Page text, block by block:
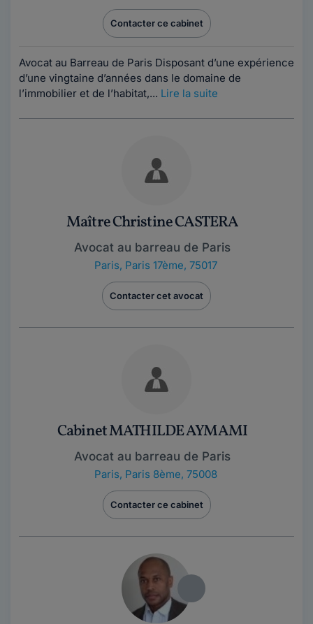
Contacter ce cabinet
Avocat au Barreau de Paris Disposant d’une expérience
d’une vingtaine d’années dans le domaine de
l’immobilier et de l’habitat,... Lire la suite
Maître Christine CASTERA
Avocat au barreau de Paris
Paris, Paris 17ème, 75017
Contacter cet avocat
Cabinet MATHILDE AYMAMI
Avocat au barreau de Paris
Paris, Paris 8ème, 75008
Contacter ce cabinet